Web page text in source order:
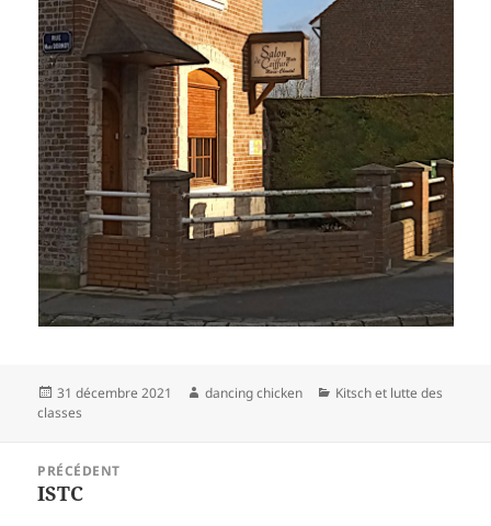
Publié
le
31 décembre 2021 Auteur
dancing chicken Catégories
Kitsch et lutte des
classes
l’article
PRÉCÉDENT
Article
ISTC